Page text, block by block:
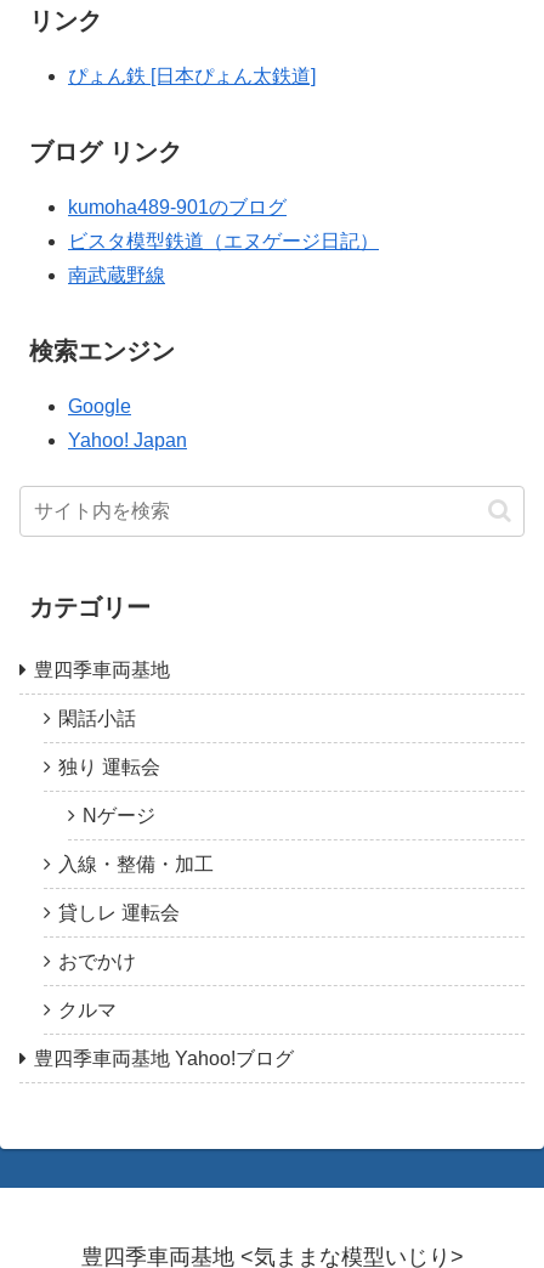
リンク
ぴょん鉄 [日本ぴょん太鉄道]
ブログ リンク
kumoha489-901のブログ
ビスタ模型鉄道（エヌゲージ日記）
南武蔵野線
検索エンジン
Google
Yahoo! Japan
カテゴリー
豊四季車両基地
閑話小話
独り 運転会
Nゲージ
入線・整備・加工
貸しレ 運転会
おでかけ
クルマ
豊四季車両基地 Yahoo!ブログ
豊四季車両基地 <気ままな模型いじり>